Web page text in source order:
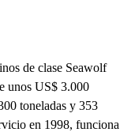
de clase Seawolf
unos US$ 3.000
toneladas y 353
en 1998, funciona